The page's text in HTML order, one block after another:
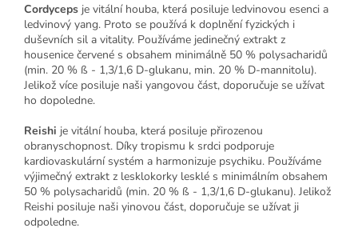
Cordyceps je vitální houba, která posiluje ledvinovou esenci a
ledvinový yang. Proto se používá k doplnění fyzických i
duševních sil a vitality. Používáme jedinečný extrakt z
housenice červené s obsahem minimálně 50 % polysacharidů
(min. 20 % ß - 1,3/1,6 D-glukanu, min. 20 % D-mannitolu).
Jelikož více posiluje naši yangovou část, doporučuje se užívat
ho dopoledne.
Reishi je vitální houba, která posiluje přirozenou
obranyschopnost. Díky tropismu k srdci podporuje
kardiovaskulární systém a harmonizuje psychiku. Používáme
výjimečný extrakt z lesklokorky lesklé s minimálním obsahem
50 % polysacharidů (min. 20 % ß - 1,3/1,6 D-glukanu). Jelikož
Reishi posiluje naši yinovou část, doporučuje se užívat ji
odpoledne.